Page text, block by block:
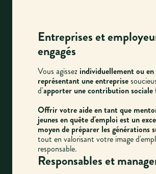
Entreprises et
engagés
Vous agissez individuellement ou en
représentant une entreprise
d'apporter une contribution
Offrir votre aide en tant que
jeunes en quête d'emploi est un
moyen de préparer les générations
tout en valorisant votre image
responsable.
Responsables et